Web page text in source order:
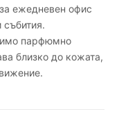
ежедневен офис
събития.
парфюмно
близко до кожата,